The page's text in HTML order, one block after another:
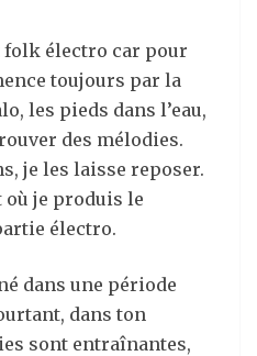
folk électro car pour
toujours par la
les pieds dans l’eau,
des mélodies.
je les laisse reposer.
où je produis le
électro.
dans une période
dans ton
sont entraînantes,